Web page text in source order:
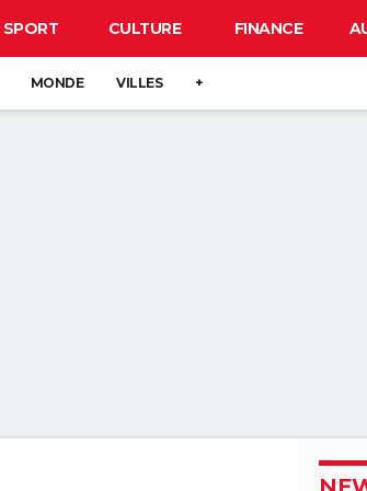
SPORT CULTURE FINANCE
MONDE VILLES +